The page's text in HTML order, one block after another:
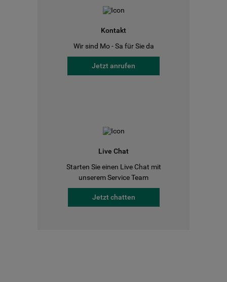
Kontakt
Wir sind Mo - Sa für Sie da
Jetzt anrufen
Live Chat
Starten Sie einen Live Chat mit
unserem Service Team
Jetzt chatten